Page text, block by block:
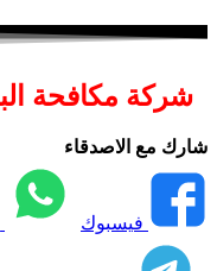
شركة مكافحة
شارك مع الاصدقاء
فيسبوك